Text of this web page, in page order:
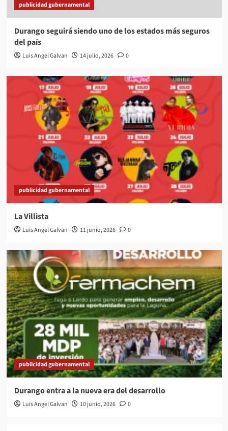
publicidad gubernamental
Durango seguirá siendo uno de los estados más seguros
del país
Luis Angel Galvan 14 julio, 2026 0
publicidad gubernamental
La Villista
Luis Angel Galvan 11 junio, 2026 0
publicidad gubernamental
Durango entra a la nueva era del desarrollo
Luis Angel Galvan 10 junio, 2026 0